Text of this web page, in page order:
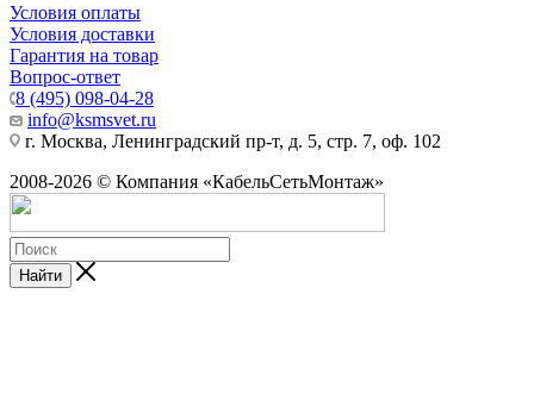
Условия оплаты
Условия доставки
Гарантия на товар
Вопрос-ответ
8 (495) 098-04-28
info@ksmsvet.ru
г. Москва, Ленинградский пр-т, д. 5, стр. 7, оф. 102
2008-2026 © Компания «КабельСетьМонтаж»
Найти